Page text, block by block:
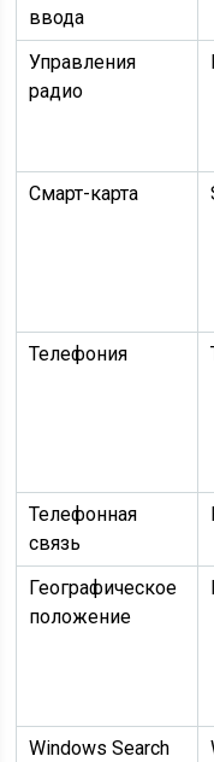
ввода
Управления
радио
Смарт-карта
Телефония
Телефонная
связь
Географическое
положение
Windows Search